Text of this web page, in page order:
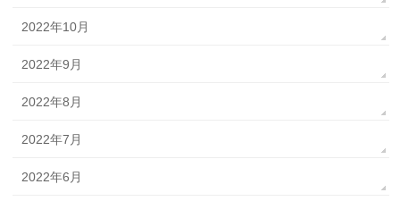
2022年10月
2022年9月
2022年8月
2022年7月
2022年6月